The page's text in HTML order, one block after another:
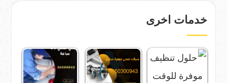
خدمات اخرى